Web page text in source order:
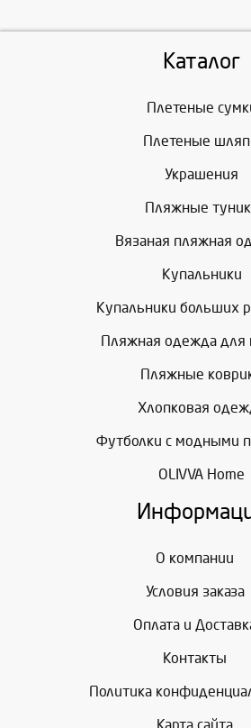
Каталог
Плетеные
Плетеные
Украшения
Пляжные
Вязаная пляжная
Купальники
Купальники больших
Пляжная одежда
Пляжные
Хлопковая
Футболки с модными
OLIVVA Home
О компании
Условия заказа
Оплата и
Контакты
Политика